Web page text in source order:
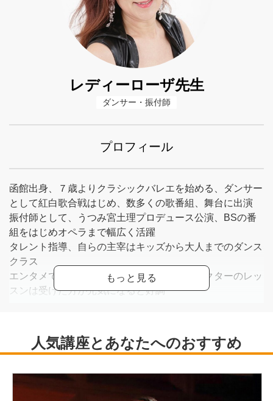
レディーローザ先生
ダンサー・振付師
プロフィール
函館出身、７歳よりクラシックバレエを始める、ダンサー
として紅白歌合戦はじめ、数多くの歌番組、舞台に出演
振付師として、うつみ宮土理プロデュース公演、BSの番
組をはじめオペラまで幅広く活躍
タレント指導、自らの主宰はキッズから大人までのダンス
クラス
エンタメで人を楽しませたい、明るいキャラクターのレッ
スンは受けた方が元気になると好調
講師ＨＰ http//ｃｂｙ７．Ｖersus.jp